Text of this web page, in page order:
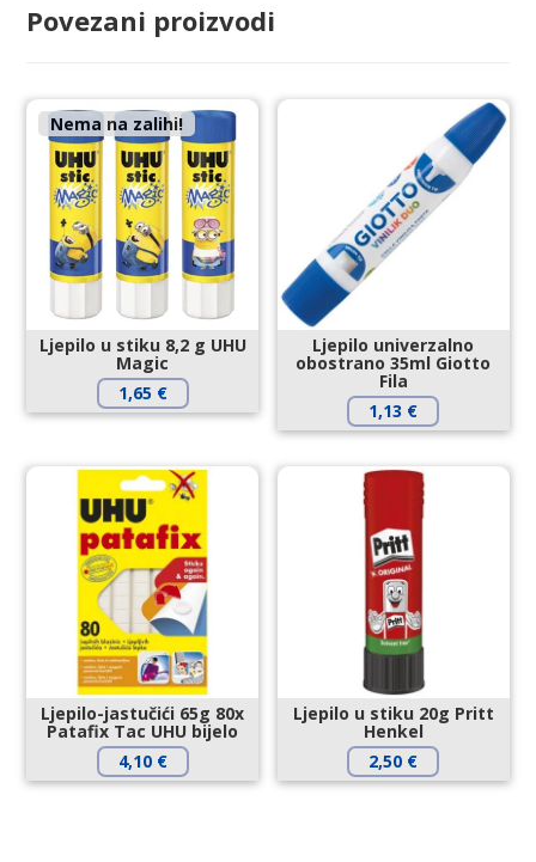
Povezani proizvodi
Nema na zalihi!
Ljepilo u stiku 8,2 g UHU
Magic
1,65 €
Ljepilo univerzalno
obostrano 35ml Giotto
Fila
1,13 €
Ljepilo-jastučići 65g 80x
Patafix Tac UHU bijelo
4,10 €
Ljepilo u stiku 20g Pritt
Henkel
2,50 €